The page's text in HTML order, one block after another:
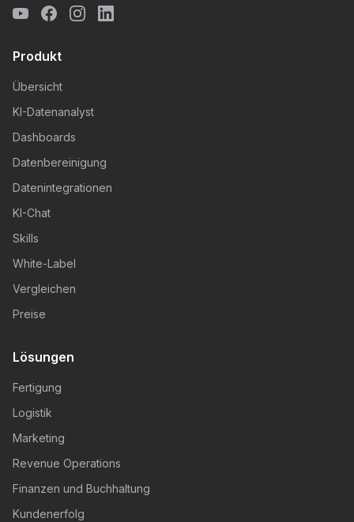
Produkt
Übersicht
KI-Datenanalyst
Dashboards
Datenbereinigung
Datenintegrationen
KI-Chat
Skills
White-Label
Vergleichen
Preise
Lösungen
Fertigung
Logistik
Marketing
Revenue Operations
Finanzen und Buchhaltung
Kundenerfolg